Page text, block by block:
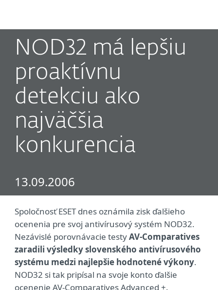
NOD32 má lepšiu
proaktívnu
detekciu ako
najväčšia
konkurencia
13.09.2006
Spoločnosť ESET dnes oznámila zisk ďalšieho
ocenenia pre svoj antivírusový systém NOD32.
Nezávislé porovnávacie testyAV-Comparatives
zaradili výsledky slovenského antivírusového
systému medzi najlepšie hodnotené výkony.
NOD32 si tak pripísal na svoje konto ďalšie
ocenenie AV-Comparatives Advanced +.